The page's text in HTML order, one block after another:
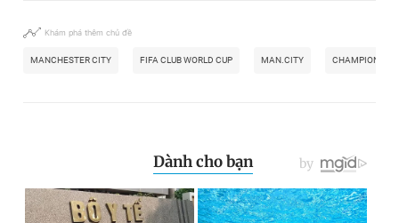
Khám phá thêm chủ đề
MANCHESTER CITY FIFA CLUB WORLD CUP MAN.CITY CHAMPIONS